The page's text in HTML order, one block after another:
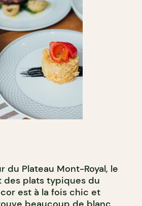
du Plateau Mont-Royal, le
des plats typiques du
est à la fois chic et